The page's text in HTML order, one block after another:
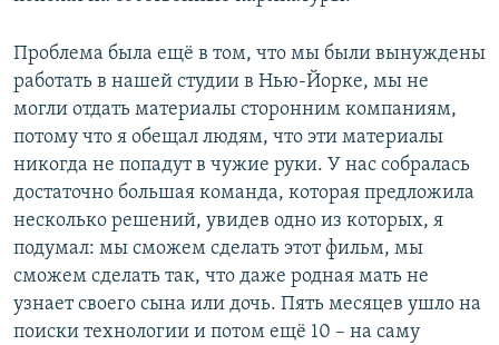
Проблема была ещё в том, что мы были вынуждены
работать в нашей студии в Нью-Йорке, мы не
могли отдать материалы сторонним компаниям,
потому что я обещал людям, что эти материалы
никогда не попадут в чужие руки. У нас собралась
достаточно большая команда, которая предложила
несколько решений, увидев одно из которых, я
подумал: мы сможем сделать этот фильм, мы
сможем сделать так, что даже родная мать не
узнает своего сына или дочь. Пять месяцев ушло на
поиски технологии и потом ещё 10 – на саму